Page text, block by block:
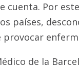
cuenta. Por
países,
de la